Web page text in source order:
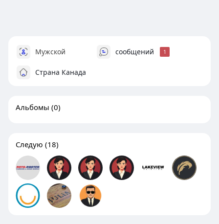
Мужской сообщений 1
Страна Канада
Альбомы (0)
Следую (18)